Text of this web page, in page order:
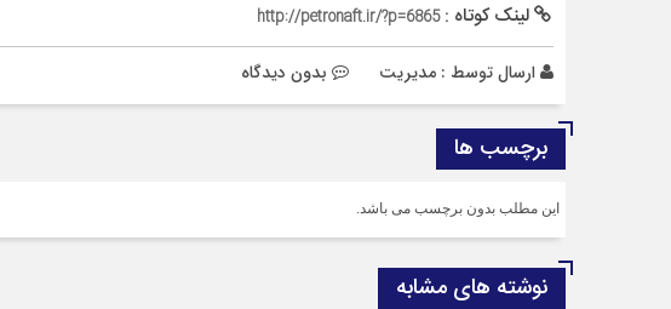
لینک کوتاه :http://petronaft.ir/?p=6865
ارسال توسط : مدیریت بدون دیدگاه
برچسب ها
این مطلب بدون برچسب می باشد.
نوشته های مشابه